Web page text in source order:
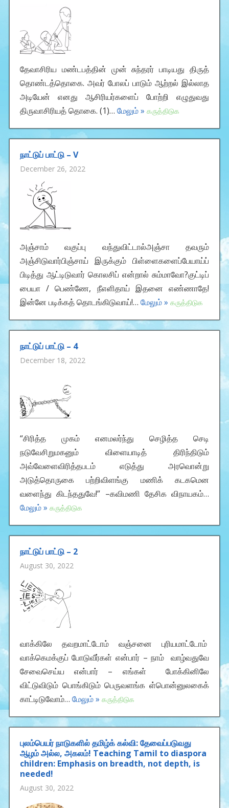
தேவாசிரிய மண்டபத்தின் முன் சுந்தரர் பாடியது திருத்
தொண்டத்தொகை. அவர் போலப் பாடும் ஆற்றல் இல்லாத
அடியேன் எனது ஆசிரியர்களைப் போற்றி எழுதுவது
திருவாசிரியத் தொகை. (1)… மேலும் » கருத்திடுக
நாட்டுப் பாட்டு – V
December 26, 2022
அஞ்சாம் வகுப்பு வந்துவிட்டால்அஞ்சா தவரும்
அஞ்சிடுவார்பிஞ்சாய் இருக்கும் பிள்ளைகளைப்பேயாய்ப்
பிடித்து ஆட்டிடுவார் கொலசிப் என்றால் சும்மாவோ?குட்டிப்
பையா / பெண்ணே, நீஎளிதாய் இதனை எண்ணாதே!
இன்னே படிக்கத் தொடங்கிடுவாய்!… மேலும் » கருத்திடுக
நாட்டுப் பாட்டு – 4
December 18, 2022
“சிரித்த முகம் எனமலர்ந்து செழித்த செடி
நடுவேசிறுமகனும் விளையாடித் திரிந்திடும்
அவ்வேளைவிரித்தபடம் எடுத்து அரவொன்று
அடுத்தொருகை பற்றிவிளங்கு மணிக் கடகமென
வளைந்து கிடந்ததுவே!” –கவிமணி தேசிக விநாயகம்…
மேலும் » கருத்திடுக
நாட்டுப் பாட்டு – 2
August 30, 2022
வாக்கிலே தவறமாட்டோம் வஞ்சனை புரியமாட்டோம்
வாக்கெமக்குப் போடுவீர்கள் என்பார் – நாம் வாழ்வதுவே
சேவைசெய்ய என்பார் – எங்கள் போக்கினிலே
விட்டுவிடும் பொங்கிடும் பெருவளங்க ள்பொன்னுலகைக்
காட்டிடுவோம்… மேலும் » கருத்திடுக
புலம்பெயர் நாடுகளில் தமிழ்க் கல்வி: தேவைப்படுவது
ஆழம் அல்ல, அகலம்! Teaching Tamil to diaspora
children: Emphasis on breadth, not depth, is
needed!
August 30, 2022